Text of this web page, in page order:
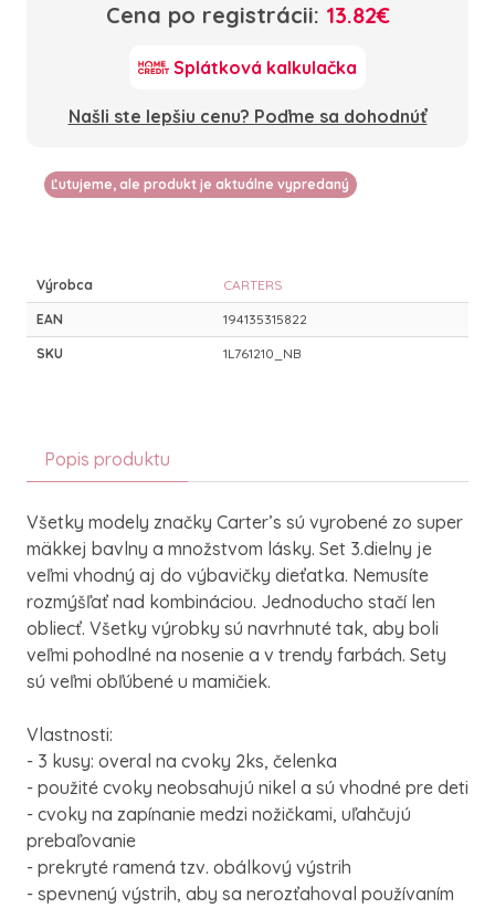
Cena po registrácii: 13.82€
Splátková kalkulačka
Našli ste lepšiu cenu? Poďme sa dohodnúť
Ľutujeme, ale produkt je aktuálne vypredaný
Výrobca CARTERS
EAN 194135315822
SKU 1L761210_NB
Popis produktu
Všetky modely značky Carter’s sú vyrobené zo super
mäkkej bavlny a množstvom lásky. Set 3.dielny je
veľmi vhodný aj do výbavičky dieťatka. Nemusíte
rozmýšľať nad kombináciou. Jednoducho stačí len
obliecť. Všetky výrobky sú navrhnuté tak, aby boli
veľmi pohodlné na nosenie a v trendy farbách. Sety
sú veľmi obľúbené u mamičiek.
Vlastnosti:
- 3 kusy: overal na cvoky 2ks, čelenka
- použité cvoky neobsahujú nikel a sú vhodné pre deti
- cvoky na zapínanie medzi nožičkami, uľahčujú
prebaľovanie
- prekryté ramená tzv. obálkový výstrih
- spevnený výstrih, aby sa nerozťahoval používaním